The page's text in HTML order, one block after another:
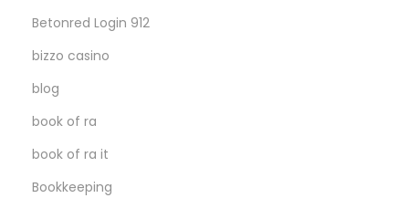
Betonred Login 912
bizzo casino
blog
book of ra
book of ra it
Bookkeeping